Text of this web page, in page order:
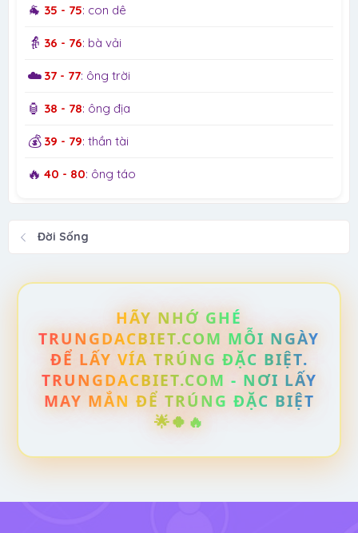
🐐 35 - 75: con dê
👵 36 - 76: bà vải
☁️ 37 - 77: ông trời
🏮 38 - 78: ông địa
💰 39 - 79: thần tài
🔥 40 - 80: ông táo
Đời Sống
HÃY NHỚ GHÉ
TRUNGDACBIET.COM MỖI NGÀY
ĐỂ LẤY VÍA TRÚNG ĐẶC BIỆT.
TRUNGDACBIET.COM - NƠI LẤY
MAY MẮN ĐỂ TRÚNG ĐẶC BIỆT
🌟🍀🔥